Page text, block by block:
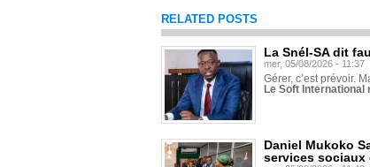
RELATED POSTS
La Snél-SA dit
mer, 05/08/2026 - 11:37
Gérer, c’est prévoir.
Le Soft International
Daniel Mukoko
services sociaux